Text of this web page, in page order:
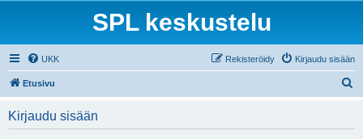
SPL keskustelu
UKK Kirjaudu sisään
Rekisteröidy
Etusivu
Kirjaudu sisään